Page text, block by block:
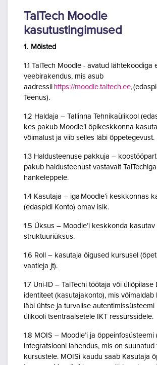
TalTech Moodle
kasutustingimused
1. Mõisted
1.1 TalTech Moodle - avatud lähtekoodiga
veebirakendus, mis asub
aadressil https://moodle.taltech.ee,
Teenus).
1.2 Haldaja – Tallinna Tehnikaülikool
kes pakub Moodle’i õpikeskkonna
võimalust ja viib selles läbi õppetegevust.
1.3 Haldusteenuse pakkuja –
pakub haldusteenust vastavalt
hankeleppele.
1.4 Kasutaja – iga Moodle’i keskkonnas
(edaspidi Konto) omav isik.
1.5 Üksus – Moodle’i keskkonda kasutav
struktuuriüksus.
1.6 Roll – kasutaja õigused kursusel
vaatleja jt).
1.7 Uni-ID – TalTechi töötaja või üliõpilase
identiteet (kasutajakonto), mis võimaldab
läbi ühtse ja turvalise autentimissüsteemi
ülikooli tsentraalsetele IKT ressurssidele.
1.8 MOIS – Moodle’i ja õppeinfosüsteemi
integratsiooni lahendus, mis on suunatud
kursustele. MOISi kaudu saab Kasutaja